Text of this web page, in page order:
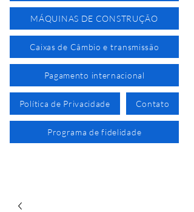
MÁQUINAS DE CONSTRUÇÃO
Caixas de Câmbio e transmissão
Pagamento internacional
Política de Privacidade Contato
Programa de fidelidade